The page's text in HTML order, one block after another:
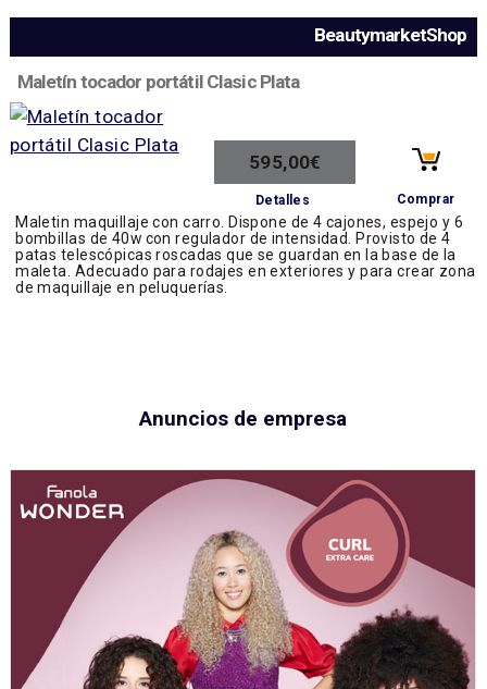
BeautymarketShop
Maletín tocador portátil Clasic Plata
595,00€
Detalles Comprar
Maletin maquillaje con carro. Dispone de 4 cajones, espejo y 6
bombillas de 40w con regulador de intensidad. Provisto de 4
patas telescópicas roscadas que se guardan en la base de la
maleta. Adecuado para rodajes en exteriores y para crear zona
de maquillaje en peluquerías.
Anuncios de empresa